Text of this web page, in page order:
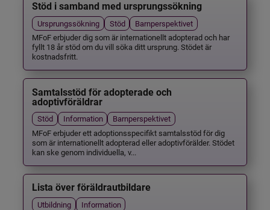
Stöd i samband med ursprungssökning
Ursprungssökning Stöd
Barnperspektivet
MFoF erbjuder dig som är internationellt adopterad och har
fyllt 18 år stöd om du vill söka ditt ursprung. Stödet är
kostnadsfritt.
Samtalsstöd för adopterade och
adoptivföräldrar
Stöd Information
Barnperspektivet
MFoF erbjuder ett adoptionsspecifikt samtalsstöd för dig
som är internationellt adopterad eller adoptivförälder. Stödet
kan ske genom individuella, v...
Lista över föräldrautbildare
Utbildning
Information